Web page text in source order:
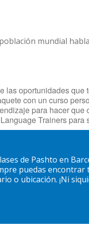
mundial
las oportunidades
con un curso
para hacer
Trainers
de Pashto en
puedas
o ubicación. ¡Ni